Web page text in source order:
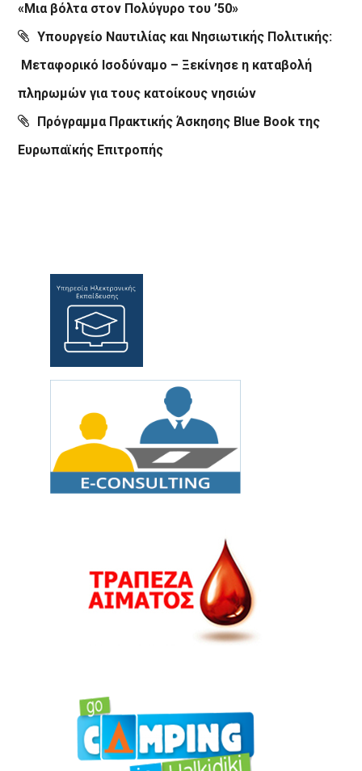
«Μια βόλτα στον Πολύγυρο του ’50»
Υπουργείο Ναυτιλίας και Νησιωτικής Πολιτικής:
Μεταφορικό Ισοδύναμο – Ξεκίνησε η καταβολή
πληρωμών για τους κατοίκους νησιών
Πρόγραμμα Πρακτικής Άσκησης Blue Book της
Ευρωπαϊκής Επιτροπής